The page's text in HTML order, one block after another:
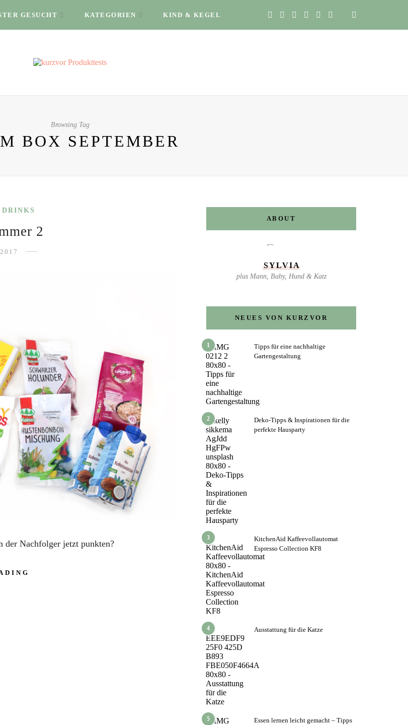
GESUCHT KATEGORIEN KIND & KEGEL
Browsing Tag
BOX SEPTEMBER
2
der Nachfolger jetzt punkten?
ABOUT
SYLVIA
plus Mann, Baby, Hund & Katz
NEUES VON KURZVOR
1
Tipps für eine nachhaltige
Gartengestaltung
2
Deko-Tipps & Inspirationen für die
perfekte Hausparty
3
KitchenAid Kaffeevollautomat
Espresso Collection KF8
4 Ausstattung für die Katze
5
Essen lernen leicht gemacht – Tipps